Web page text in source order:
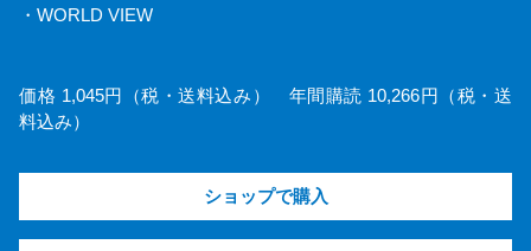
・WORLD VIEW
価格 1,045円（税・送料込み） 年間購読 10,266円（税・送
料込み）
ショップで購入